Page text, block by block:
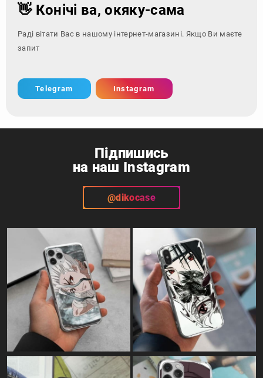
👋 Конічі ва, окяку-сама
Раді вітати Вас в нашому інтернет-магазині. Якщо Ви маєте
запитання - зверн
Telegram Instagram
Підпишись
на наш Instagram
@dikocase